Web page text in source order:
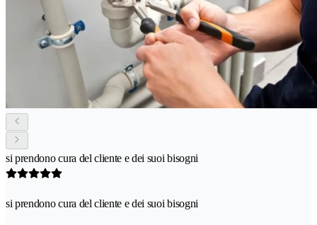
si prendono cura del cliente e dei suoi bisogni
si prendono cura del cliente e dei suoi bisogni